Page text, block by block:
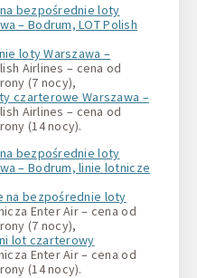
bezpośrednie loty
– Bodrum, LOT Polish
loty Warszawa –
Airlines – cena od
(7 nocy),
czarterowe Warszawa –
Airlines – cena od
(14 nocy).
bezpośrednie loty
– Bodrum, linie lotnicze
na bezpośrednie loty
Enter Air – cena od
(7 nocy),
lot czarterowy
Enter Air – cena od
(14 nocy).